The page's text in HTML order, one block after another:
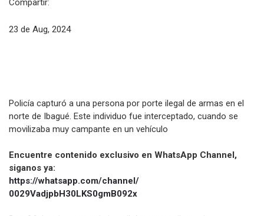
Compartir:
23 de Aug, 2024
Policía capturó a una persona por porte ilegal de armas en el
norte de Ibagué. Este individuo fue interceptado, cuando se
movilizaba muy campante en un vehículo
Encuentre contenido exclusivo en WhatsApp Channel,
siganos ya:
https://whatsapp.com/channel/
0029VadjpbH30LKS0gmB092x